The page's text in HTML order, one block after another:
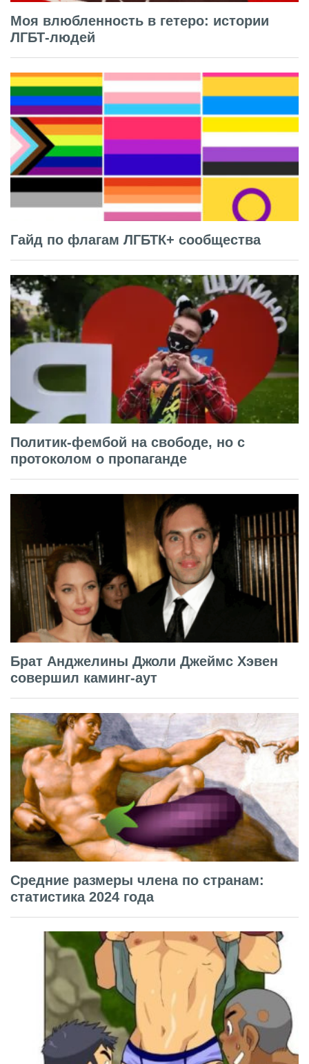
Моя влюбленность в гетеро: истории
ЛГБТ-людей
Гайд по флагам ЛГБТК+ сообщества
Политик-фембой на свободе, но с
протоколом о пропаганде
Брат Анджелины Джоли Джеймс Хэвен
совершил каминг-аут
Средние размеры члена по странам:
статистика 2024 года